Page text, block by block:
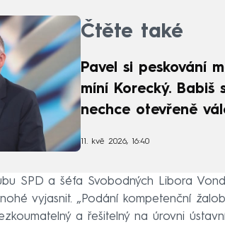
Čtěte také
Pavel si peskování
míní Korecký. Babiš
nechce otevřeně
11. kvě 2026, 16:40
SPD a šéfa Svobodných Libora
vyjasnit. „Podání kompetenční
a řešitelný na úrovni